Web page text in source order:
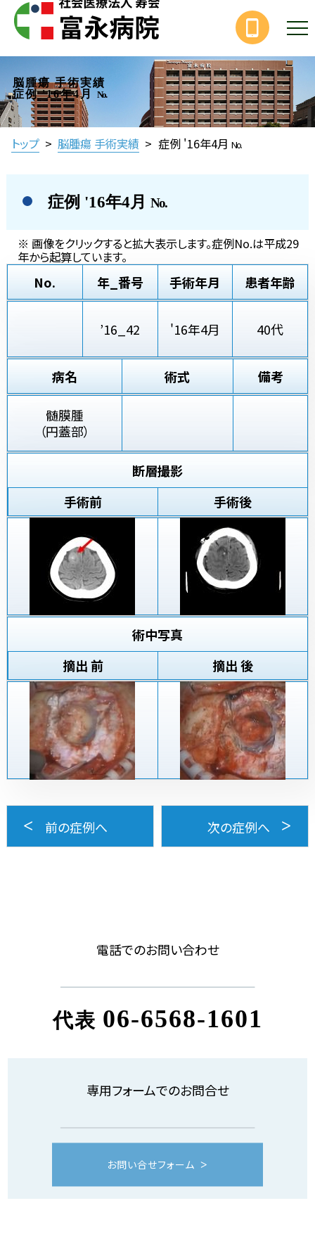
脳腫瘍 手術実績
症例 '16年4月
No.
トップ > 脳腫瘍 手術実績 > 症例 '16年4月 No.
症例 '16年4月 No.
※ 画像をクリックすると拡大表示します。症例No.は平成29
年から起算しています。
No. 年_番号 手術年月 患者年齢
’16_42 '16年4月 40代
病名 術式 備考
髄膜腫
（円蓋部）
断層撮影
手術前
手術後
術中写真
摘出 前
摘出 後
前の症例へ 次の症例へ
電話でのお問い合わせ
代表 06-6568-1601
専用フォームでのお問合せ
お問い合せフォーム